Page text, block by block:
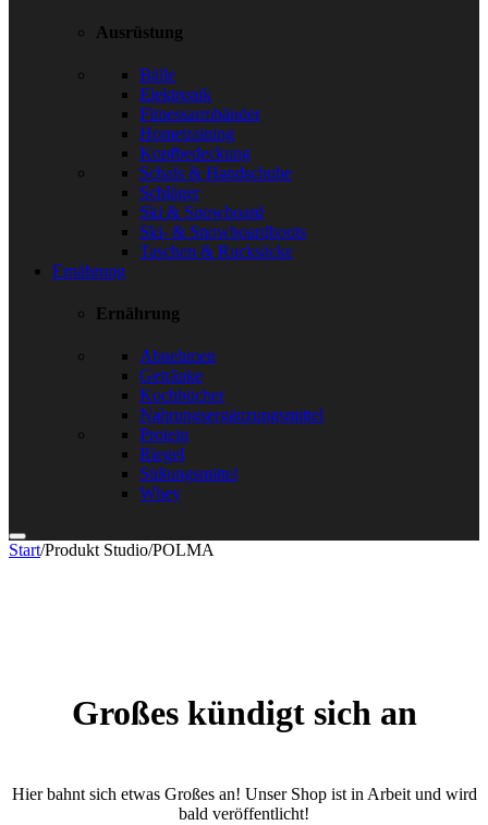
Ausrüstung
Bälle
Elektronik
Fitnessarmbänder
Hometraining
Kopfbedeckung
Schals & Handschuhe
Schläger
Ski & Snowboard
Ski- & Snowboardboots
Taschen & Rucksäcke
Ernährung
Ernährung
Abnehmen
Getränke
Kochbücher
Nahrungsergänzungsmittel
Protein
Riegel
Süßungsmittel
Whey
Start/Produkt Studio/POLMA
Großes kündigt sich an
Hier bahnt sich etwas Großes an! Unser Shop ist in Arbeit und wird
bald veröffentlicht!